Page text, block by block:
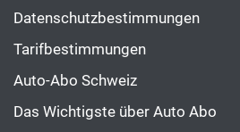
Datenschutzbestimmungen
Tarifbestimmungen
Auto-Abo Schweiz
Das Wichtigste über Auto Abo